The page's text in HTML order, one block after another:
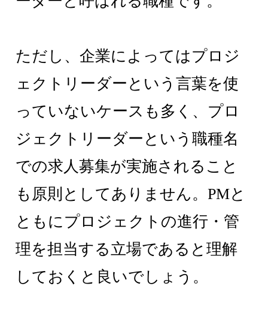
ただし、企業によってはプロジ
ェクトリーダーという言葉を使
っていないケースも多く、プロ
ジェクトリーダーという職種名
での求人募集が実施されること
も原則としてありません。PMと
ともにプロジェクトの進行・管
理を担当する立場であると理解
しておくと良いでしょう。